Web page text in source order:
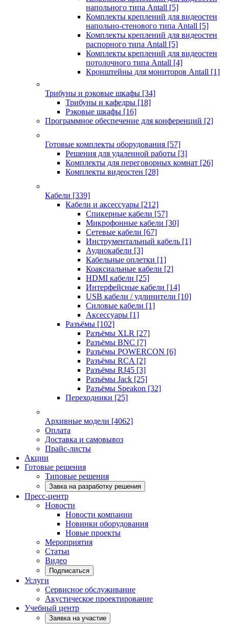
напольного типа Antall [5]
Комплекты креплений для видеостен
напольно-стенового типа Antall [5]
Комплекты креплений для видеостен
распорного типа Antall [5]
Комплекты креплений для видеостен
потолочного типа Antall [4]
Кронштейны для мониторов Antall [1]
Трибуны и рэковые шкафы [34]
Трибуны и кафедры [18]
Рэковые шкафы [16]
Программное обеспечение для конференций [2]
Готовые комплекты оборудования [57]
Решения для удаленной работы [3]
Комплекты для переговорных комнат [26]
Комплекты видеостен [28]
Кабели [339]
Кабели и аксессуары [212]
Спикерные кабели [57]
Микрофонные кабели [30]
Сетевые кабели [67]
Инструментальный кабель [1]
Аудиокабели [3]
Кабельные оплетки [1]
Коаксиальные кабели [2]
HDMI кабели [25]
Интерфейсные кабели [14]
USB кабели / удлинители [10]
Силовые кабели [1]
Аксессуары [1]
Разъёмы [102]
Разъёмы XLR [27]
Разъёмы BNC [7]
Разъёмы POWERCON [6]
Разъёмы RCA [2]
Разъёмы RJ45 [3]
Разъёмы Jack [25]
Разъёмы Speakon [32]
Переходники [25]
Архивные модели [4062]
Оплата
Доставка и самовывоз
Прайс-листы
Акции
Готовые решения
Типовые решения
Завка на разработку решения
Пресс-центр
Новости
Новости компании
Новинки оборудования
Новые проекты
Мероприятия
Статьи
Видео
Подписаться
Услуги
Сервисное обслуживание
Акустическое проектирование
Учебный центр
Заявка на участие